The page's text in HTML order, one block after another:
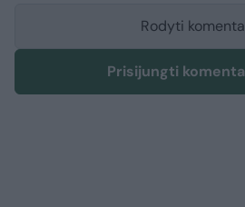
Rodyti
Prisijungti